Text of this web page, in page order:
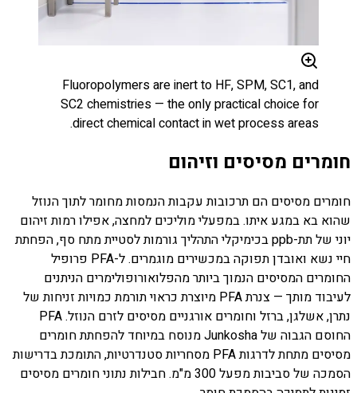
Fluoropolymers are inert to HF, SPM, SC1, and
SC2 chemistries — the only practical choice for
direct chemical contact in wet process areas.
חומרים מסיסים וזיהום
חומרים מסיסים הם תרכובות עקבות הנמסות מחומר לתוך הנוזל
שהוא בא במגע איתו. במפעלי מוליכים למחצה, אפילו רמות זיהום
יוני של תת-ppb בכימיקלי התהליך גורמות לסטיית מתח סף, הפחתת
חיי נשא ואובדן תפוקה במכשירים מוגמרים. ל-PFA פרופיל
החומרים המסיסים הנמוך ביותר מהפלואורופולימרים הניתנים
לעיבוד מותך — צנרת PFA מיוצרת כראוי תורמת כמויות זניחות של
נתרן, אשלגן, ברזל וחומרים אורגניים מסיסים לזרם הנוזל. PFA
החוסם הגבוה של Junkosha מנוסח במיוחד להפחתת חומרים
מסיסים מתחת לדרגות PFA מסחריות סטנדרטיות, התומכת בדרישות
הסמכה של סביבות מפעל 300 מ"מ. חבילות נתוני חומרים מסיסים